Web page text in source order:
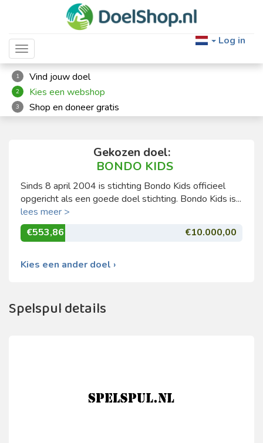
Toggle navigation
Log in
1 Vind jouw doel
2 Kies een webshop
3 Shop en doneer gratis
Gekozen doel:
BONDO KIDS
Sinds 8 april 2004 is stichting Bondo Kids officieel
opgericht als een goede doel stichting. Bondo Kids is...
lees meer >
€553,86
€10.000,00
Kies een ander doel ›
Spelspul details